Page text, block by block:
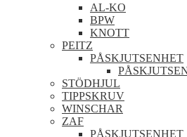
AL-KO
BPW
KNOTT
PEITZ
PÅSKJUTSENHET
STÖDHJUL
TIPPSKRUV
WINSCHAR
ZAF
PÅSKJUTSENHET